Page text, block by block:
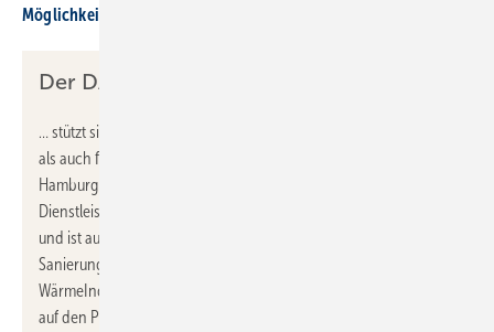
Möglichkeiten
Der DAA WärmeIndex…
… stützt sich auf die Online-Nachfrage nach sowohl regenerativ
als auch fossil betriebenen Heizsystemen und wird von DAA aus
Hamburg erhoben. DAA ist einer der größten deutschen Online-
Dienstleister und Portalbetreiber für regenerative Energietechnik
und ist auf Anfragen zu den Themen Heiztechnik, Photovoltaik,
Sanierung und Energieeffizienz spezialisiert. Der DAA
WärmeIndex basiert auf den Anfragen nach Heizsystemen, die
auf den Portalen von DAA abgegeben wurden. Der DAA